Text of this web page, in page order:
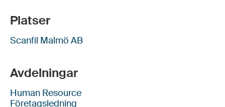
Platser
Scanfil Malmö AB
Avdelningar
Human Resource
Företagsledning